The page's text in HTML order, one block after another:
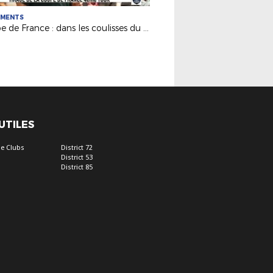
Coupe de France : dans les coulisses du tirage du 4e tour
Clubs
District 72
District 53
District 85